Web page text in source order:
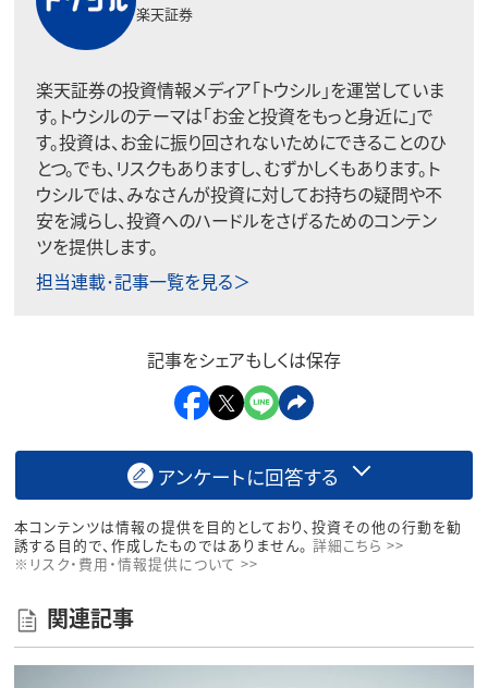
楽天証券
楽天証券の投資情報メディア「トウシル」を運営していま
す。トウシルのテーマは「お金と投資をもっと身近に」で
す。投資は、お金に振り回されないためにできることのひ
とつ。でも、リスクもありますし、むずかしくもあります。ト
ウシルでは、みなさんが投資に対してお持ちの疑問や不
安を減らし、投資へのハードルをさげるためのコンテン
ツを提供します。
担当連載･記事一覧を見る＞
記事をシェアもしくは保存
アンケートに回答する
本コンテンツは情報の提供を目的としており、投資その他の行動を勧
誘する目的で、作成したものではありません。 詳細こちら >>
※リスク・費用・情報提供について >>
関連記事